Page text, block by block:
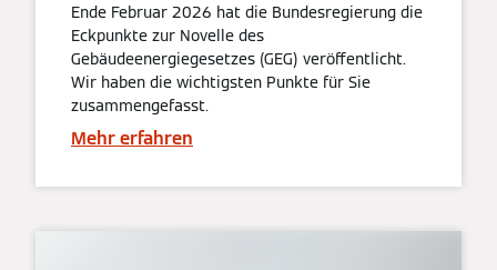
Ende Februar 2026 hat die Bundesregierung die
Eckpunkte zur Novelle des
Gebäudeenergiegesetzes (GEG) veröffentlicht.
Wir haben die wichtigsten Punkte für Sie
zusammengefasst.
Mehr erfahren